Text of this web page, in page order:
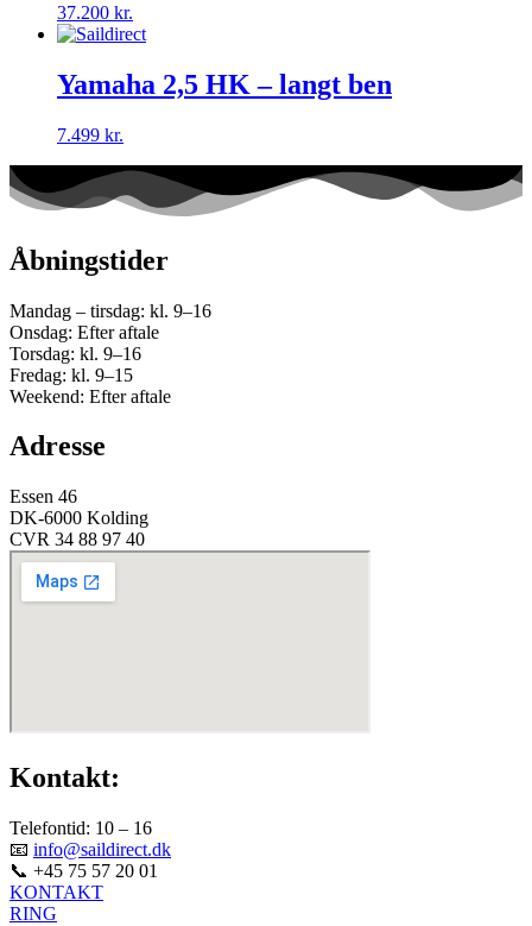
37.200 kr.
Yamaha 2,5 HK – langt ben
7.499 kr.
Åbningstider
Mandag – tirsdag: kl. 9–16
Onsdag: Efter aftale
Torsdag: kl. 9–16
Fredag: kl. 9–15
Weekend: Efter aftale
Adresse
Essen 46
DK-6000 Kolding
CVR 34 88 97 40
Kontakt:
Telefontid: 10 – 16
📧 info@saildirect.dk
📞 +45 75 57 20 01
KONTAKT
RING